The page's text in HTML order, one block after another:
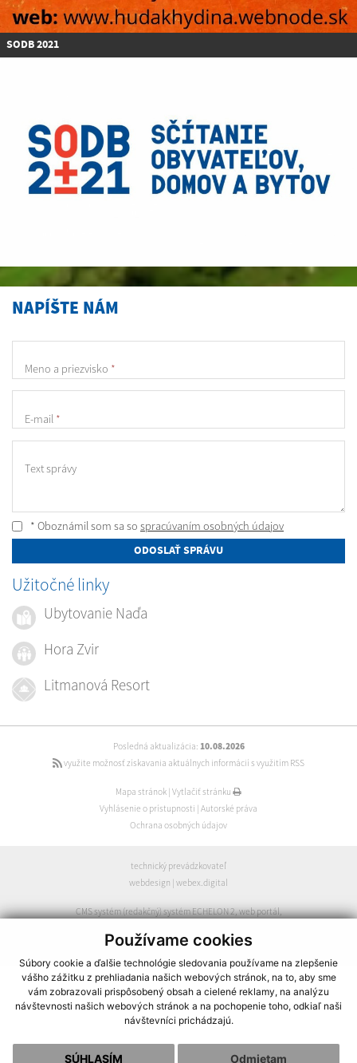
Používame cookies
Súbory cookie a ďalšie technológie sledovania používame na zlepšenie
vášho zážitku z prehliadania našich webových stránok, na to, aby sme
vám zobrazovali prispôsobený obsah a cielené reklamy, na analýzu
návštevnosti našich webových stránok a na pochopenie toho, odkiaľ naši
návštevníci prichádzajú.
SÚHLASÍM Odmietam
SODB 2021
NAPÍŠTE NÁM
Meno a priezvisko *
E-mail *
Text správy
* Oboznámil som sa so spracúvaním osobných údajov
ODOSLAŤ SPRÁVU
Užitočné linky
Ubytovanie Naďa
Hora Zvir
Litmanová Resort
Posledná aktualizácia: 10.08.2026
využite možnosť získavania aktuálnych informácií s využitím RSS
Mapa stránok | Vytlačiť stránku
Vyhlásenie o prístupnosti | Autorské práva
Ochrana osobných údajov
technický prevádzkovateľ
webdesign | webex.digital
CMS systém (redakčný) systém ECHELON 2,web portál,
spoločnosť webex.digital